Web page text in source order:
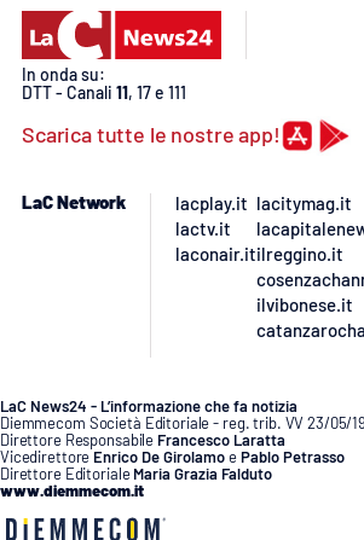
In onda su:
DTT - Canali 11, 17 e 111
Scarica tutte le nostre app!
LaC Network
lacplay.it
lactv.it
laconair.it
lacitymag.it
ilreggino.it
ilvibonese.it
LaC News24 - L’informazione che fa notizia
Diemmecom Società Editoriale - reg. trib. VV 23/05/
Direttore Responsabile Francesco Laratta
Vicedirettore Enrico De GirolamoePablo Petrasso
Direttore Editoriale Maria Grazia Falduto
www.diemmecom.it